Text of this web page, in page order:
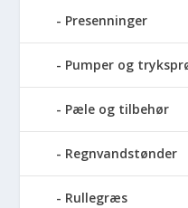
Presenninger
Pumper og
Pæle og tilbehør
Regnvandstønder
Rullegræs